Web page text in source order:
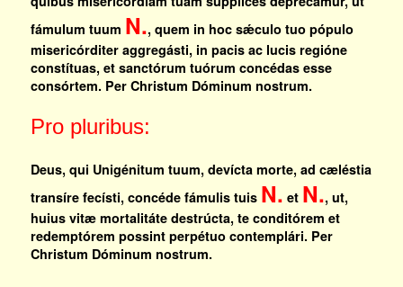
fámulum tuum N., quem in hoc sǽculo tuo pópulo
misericórditer aggregásti, in pacis ac lucis regióne
constítuas, et sanctórum tuórum concédas esse
consórtem. Per Christum Dóminum nostrum.
Pro pluribus:
Deus, qui Unigénitum tuum, devícta morte, ad cæléstia
transíre fecísti, concéde fámulis tuis N. et N., ut,
huius vitæ mortalitáte destrúcta, te conditórem et
redemptórem possint perpétuo contemplári. Per
Christum Dóminum nostrum.